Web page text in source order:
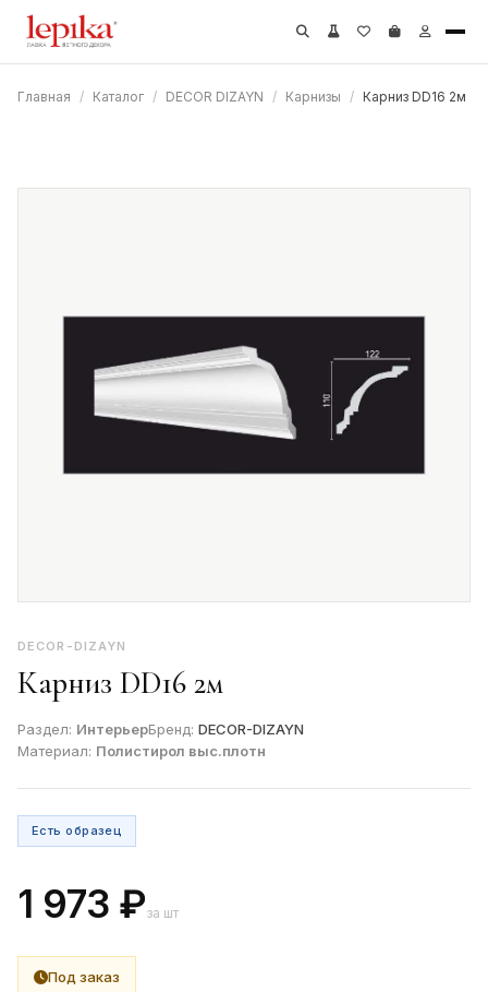
Главная / Каталог / DECOR DIZAYN / Карнизы / Карниз DD16 2м
DECOR-DIZAYN
Карниз DD16 2м
Раздел: ИнтерьерБренд: DECOR-DIZAYN
Материал: Полистирол выс.плотн
Есть образец
1 973 ₽за шт
Под заказ